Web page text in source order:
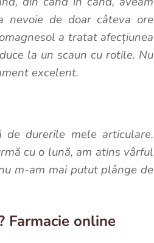
nevoie de doar câteva ore
a tratat afecțiunea
la un scaun cu rotile. Nu
excelent.
de durerile mele articulare.
cu o lună, am atins vârful
m-am mai putut plânge de
Farmacie online